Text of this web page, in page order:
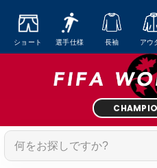
ショート 選手仕様 長袖 アウ